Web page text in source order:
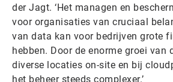
der Jagt. ‘Het managen en
voor organisaties van cruciaal
van data kan voor bedrijven grote
hebben. Door de enorme groei van
diverse locaties on-site en bij
het beheer steeds complexer.’